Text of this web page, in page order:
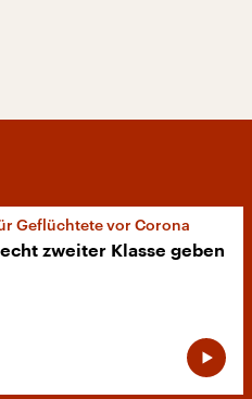
Geflüchtete vor Corona
zweiter Klasse geben